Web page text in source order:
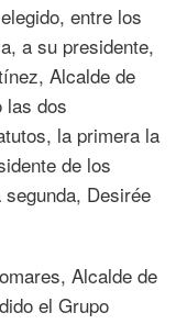
entre los
a su presidente,
Alcalde de
las dos
la primera la
de los
Desirée
Alcalde de
el Grupo